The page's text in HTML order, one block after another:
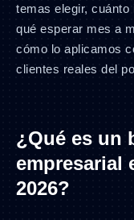
temas elegir, cuánto
qué esperar mes a
cómo lo aplicamos
clientes reales del
¿Qué es un
empresarial
2026?